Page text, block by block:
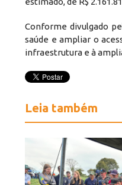
Conforme divulgado
saúde e ampliar o
infraestrutura e à
Leia também